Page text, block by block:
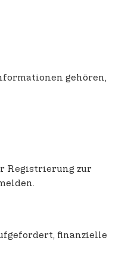
gehören,
Registrierung zur
finanzielle